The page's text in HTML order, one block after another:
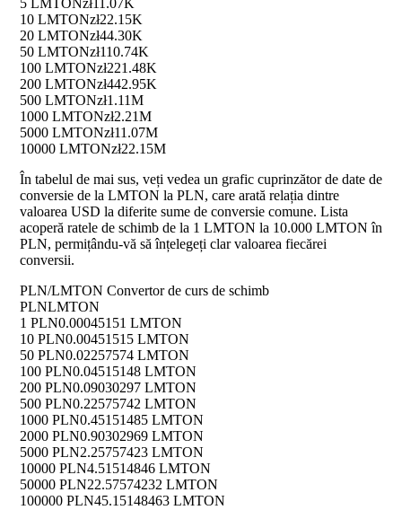
5 LMTONzł11.07K
10 LMTONzł22.15K
20 LMTONzł44.30K
50 LMTONzł110.74K
100 LMTONzł221.48K
200 LMTONzł442.95K
500 LMTONzł1.11M
1000 LMTONzł2.21M
5000 LMTONzł11.07M
10000 LMTONzł22.15M
În tabelul de mai sus, veți vedea un grafic cuprinzător de date de
conversie de la LMTON la PLN, care arată relația dintre
valoarea USD la diferite sume de conversie comune. Lista
acoperă ratele de schimb de la 1 LMTON la 10.000 LMTON în
PLN, permițându-vă să înțelegeți clar valoarea fiecărei
conversii.
PLN/LMTON Convertor de curs de schimb
PLNLMTON
1 PLN0.00045151 LMTON
10 PLN0.00451515 LMTON
50 PLN0.02257574 LMTON
100 PLN0.04515148 LMTON
200 PLN0.09030297 LMTON
500 PLN0.22575742 LMTON
1000 PLN0.45151485 LMTON
2000 PLN0.90302969 LMTON
5000 PLN2.25757423 LMTON
10000 PLN4.51514846 LMTON
50000 PLN22.57574232 LMTON
100000 PLN45.15148463 LMTON